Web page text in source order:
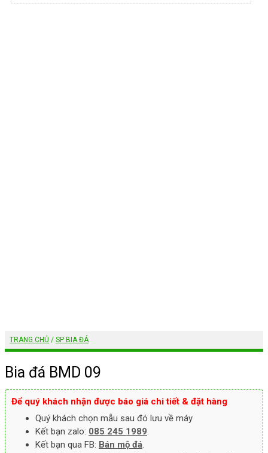
TRANG CHỦ / SP BIA ĐÁ
Bia đá BMD 09
Để quý khách nhận được báo giá chi tiết & đặt hàng
Quý khách chọn mẫu sau đó lưu về máy
Kết bạn zalo: 085 245 1989.
Kết bạn qua FB: Bán mộ đá.